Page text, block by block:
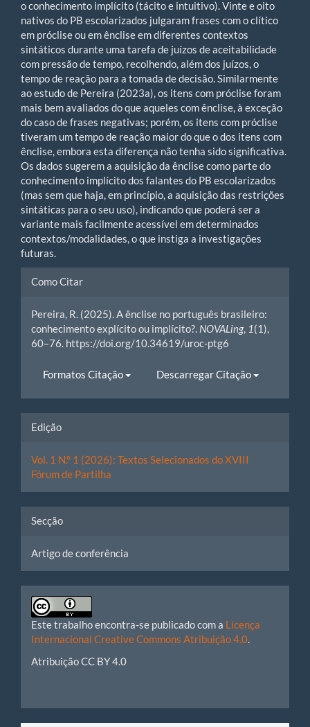
o conhecimento implícito (tácito e intuitivo). Vinte e oito
nativos do PB escolarizados julgaram frases com o clítico
em próclise ou em ênclise em diferentes contextos
sintáticos durante uma tarefa de juízos de aceitabilidade
com pressão de tempo, recolhendo, além dos juízos, o
tempo de reação para a tomada de decisão. Similarmente
ao estudo de Pereira (2023a), os itens com próclise foram
mais bem avaliados do que aqueles com ênclise, à exceção
do caso de frases negativas; porém, os itens com próclise
tiveram um tempo de reação maior do que o dos itens com
ênclise, embora esta diferença não tenha sido significativa.
Os dados sugerem a aquisição da ênclise como parte do
conhecimento implícito dos falantes do PB escolarizados
(mas sem que haja, em princípio, a aquisição das restrições
sintáticas para o seu uso), indicando que poderá ser a
variante mais facilmente acessível em determinados
contextos/modalidades, o que instiga a investigações
futuras.
Article
Details
Como Citar
Pereira, R. (2025). A ênclise no português brasileiro:
conhecimento explícito ou implícito?. NOVALing, 1(1),
60–76. https://doi.org/10.34619/uroc-ptg6
Formatos Citação Descarregar Citação
Edição
Vol. 1 N.º 1 (2026): Textos Selecionados do XVIII
Fórum de Partilha
Secção
Artigo de conferência
Este trabalho encontra-se publicado com a Licença
Internacional Creative Commons Atribuição 4.0.
Atribuição CC BY 4.0